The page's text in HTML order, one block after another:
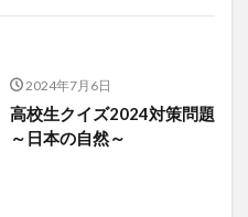
2024年7月6日
高校生クイズ2024対策問題
～日本の自然～